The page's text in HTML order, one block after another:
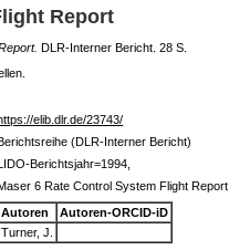
Report
DLR-Interner Bericht. 28 S.
elib.dlr.de/23743/
(DLR-Interner Bericht)
Berichtsjahr=1994,
6 Rate Control System Flight Report
Autoren
Autoren-ORCID-iD
Turner, J.